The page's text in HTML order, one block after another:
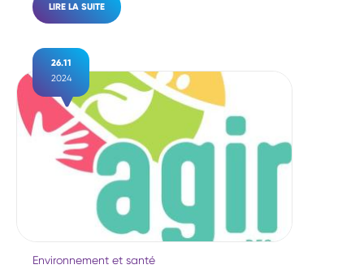
LIRE LA SUITE
26.11
2024
Environnement et santé